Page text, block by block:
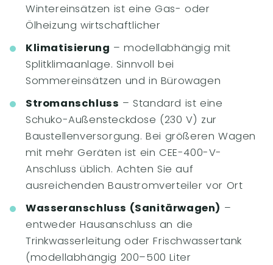
Wintereinsätzen ist eine Gas- oder
Ölheizung wirtschaftlicher
Klimatisierung – modellabhängig mit
Splitklimaanlage. Sinnvoll bei
Sommereinsätzen und in Bürowagen
Stromanschluss – Standard ist eine
Schuko-Außensteckdose (230 V) zur
Baustellenversorgung. Bei größeren Wagen
mit mehr Geräten ist ein CEE-400-V-
Anschluss üblich. Achten Sie auf
ausreichenden Baustromverteiler vor Ort
Wasseranschluss (Sanitärwagen) –
entweder Hausanschluss an die
Trinkwasserleitung oder Frischwassertank
(modellabhängig 200–500 Liter